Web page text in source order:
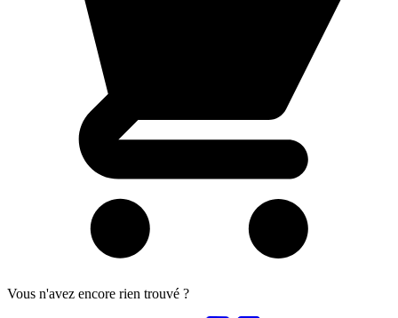
Vous n'avez encore rien trouvé ?